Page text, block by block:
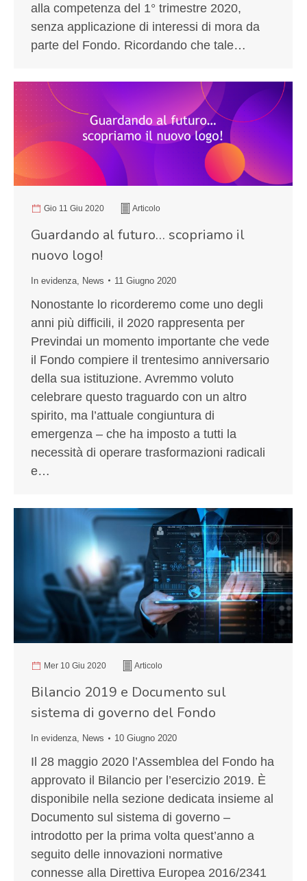
alla competenza del 1° trimestre 2020,
senza applicazione di interessi di mora da
parte del Fondo. Ricordando che tale…
Gio 11 Giu 2020 Articolo
Guardando al futuro… scopriamo il
nuovo logo!
In evidenza News 11 Giugno 2020
Nonostante lo ricorderemo come uno degli
anni più difficili, il 2020 rappresenta per
Previndai un momento importante che vede
il Fondo compiere il trentesimo anniversario
della sua istituzione. Avremmo voluto
celebrare questo traguardo con un altro
spirito, ma l’attuale congiuntura di
emergenza – che ha imposto a tutti la
necessità di operare trasformazioni radicali
e…
Mer 10 Giu 2020 Articolo
Bilancio 2019 e Documento sul
sistema di governo del Fondo
In evidenza, News 10 Giugno 2020
Il 28 maggio 2020 l’Assemblea del Fondo ha
approvato il Bilancio per l’esercizio 2019. È
disponibile nella sezione dedicata insieme al
Documento sul sistema di governo –
introdotto per la prima volta quest’anno a
seguito delle innovazioni normative
connesse alla Direttiva Europea 2016/2341